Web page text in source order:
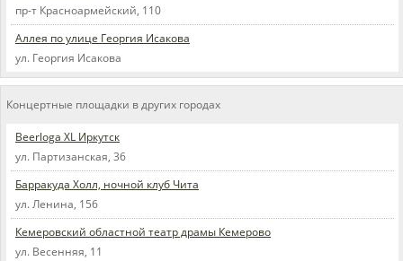
пр-т Красноармейский, 110
Аллея по улице Георгия Исакова
ул. Георгия Исакова
Концертные площадки в других городах
Beerloga XL Иркутск
ул. Партизанская, 36
Барракуда Холл, ночной клуб Чита
ул. Ленина, 156
Кемеровский областной театр драмы Кемерово
ул. Весенняя, 11